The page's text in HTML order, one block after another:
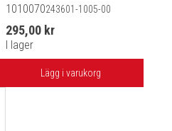
1010070243601-1005-00
295,00 kr
I lager
Lägg i varukorg